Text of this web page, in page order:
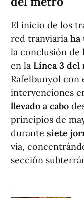
El inicio de los
red tranviaria ha
la conclusión de
en la Línea 3 del
Rafelbunyol con
intervenciones
llevado a cabo
principios de
durante siete
vía,
sección